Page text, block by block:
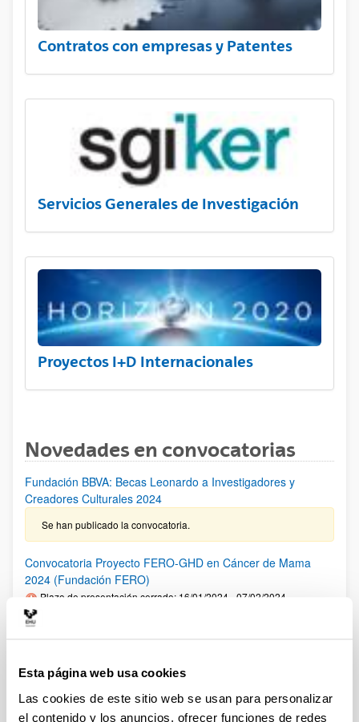
Esta página web usa cookies
Las cookies de este sitio web se usan para personalizar
el contenido y los anuncios, ofrecer funciones de redes
Contratos con empresas y Patentes
Servicios Generales de Investigación
Proyectos I+D Internacionales
Novedades en convocatorias
Fundación BBVA: Becas Leonardo a Investigadores y
Creadores Culturales 2024
Se han publicado la convocatoria.
Convocatoria Proyecto FERO-GHD en Cáncer de Mama
2024 (Fundación FERO)
Plazo de presentación cerrado: 16/01/2024 - 07/02/2024
presentar una solicitud: 02/02/2024 Fase1: hasta el
2024